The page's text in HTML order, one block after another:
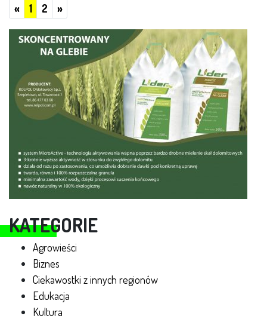
KATEGORIE
Agrowieści
Biznes
Ciekawostki z innych regionów
Edukacja
Kultura
«Poprzednie
1 2 »Następne